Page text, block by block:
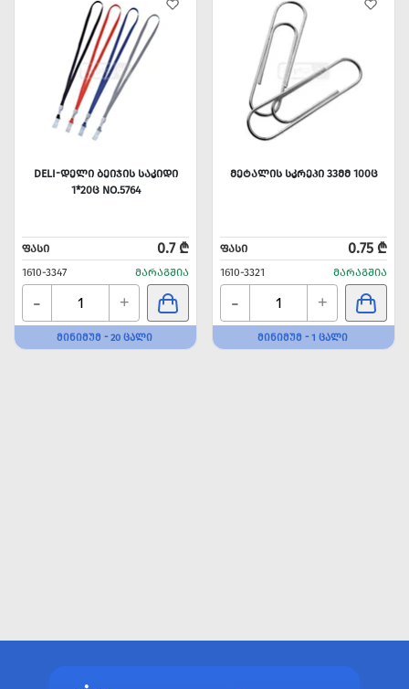
DELI-ᲓᲔᲚᲘ ᲑᲔᲘᲯᲘᲡ ᲡᲐᲙᲘᲓᲘ
1*20Ც NO.5764
ᲤᲐᲡᲘ 0.7 ₾
1610-3347 ᲛᲐᲠᲐᲒᲨᲘᲐ
- +
ᲛᲘᲜᲘᲛᲣᲛ - 20 ᲪᲐᲚᲘ
ᲛᲔᲢᲐᲚᲘᲡ ᲡᲙᲠᲔᲞᲘ 33ᲛᲛ 100Ც
ᲤᲐᲡᲘ 0.75 ₾
1610-3321 ᲛᲐᲠᲐᲒᲨᲘᲐ
- +
ᲛᲘᲜᲘᲛᲣᲛ - 1 ᲪᲐᲚᲘ